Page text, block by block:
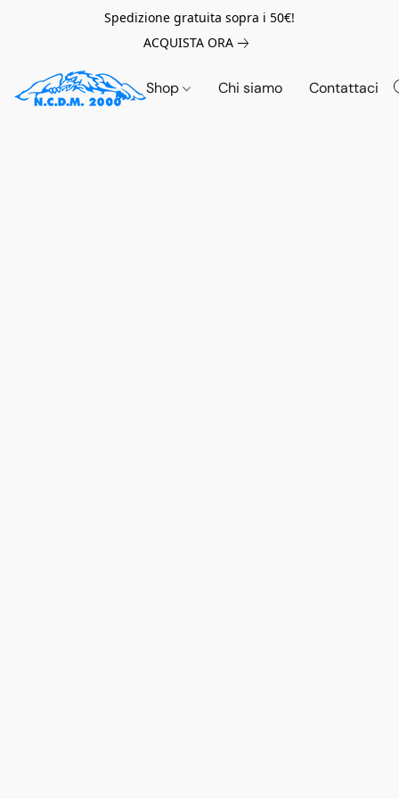
Spedizione gratuita sopra i 50€!
ACQUISTA ORA
Shop Chi siamo Contattaci